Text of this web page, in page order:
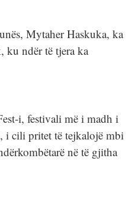
Mytaher Haskuka, ka
ku ndër të tjera ka
i, festivali më i madh i
i cili pritet të tejkalojë mbi
në të gjitha